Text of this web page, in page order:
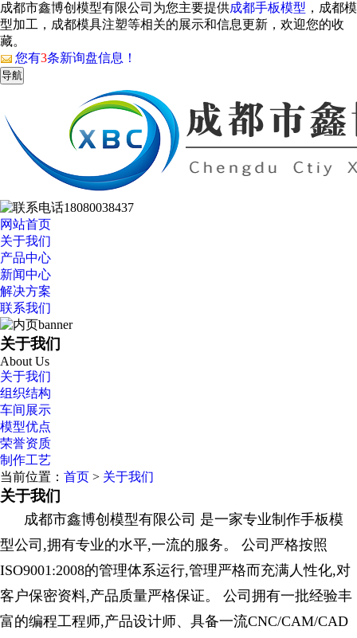
成都市鑫博创模型有限公司为您主要提供成都手板模型 ，成都模
型加工，成都模具注塑等相关的展示和信息更新，欢迎您的收
藏。
您有3条新询盘信息！
导航
18080038437
网站首页
关于我们
产品中心
新闻中心
解决方案
联系我们
关于我们
About Us
关于我们
组织结构
车间展示
模型优点
荣誉资质
制作工艺
当前位置： 首页 > 关于我们
关于我们
成都市鑫博创模型有限公司 是一家专业制作手板模
型公司,拥有专业的水平,一流的服务。 公司严格按照
ISO9001:2008的管理体系运行,管理严格而充满人性化,对
客户保密资料,产品质量严格保证。 公司拥有一批经验丰
富的编程工程师,产品设计师、具备一流CNC/CAM/CAD